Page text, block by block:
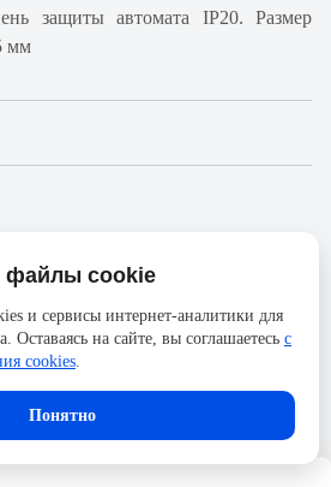
защиты автомата IP20. Размер
мм
Acti 9
72
, чтобы иметь
вопросы.
могут отличаться от реального
Компания АйДистрибьют не несёт
текущей модели товаров фотографиям,
файлы cookie
и сервисы интернет-аналитики для
Оставаясь на сайте, вы соглашаетесь с
cookies.
Понятно